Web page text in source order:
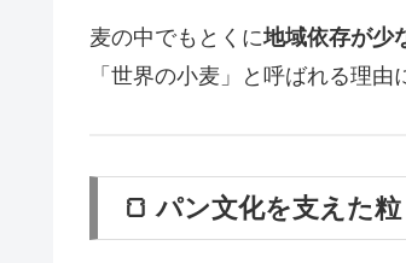
麦の中でもとくに地域依存が少
「世界の小麦」と呼ばれる理由
🍞 パン文化を支えた